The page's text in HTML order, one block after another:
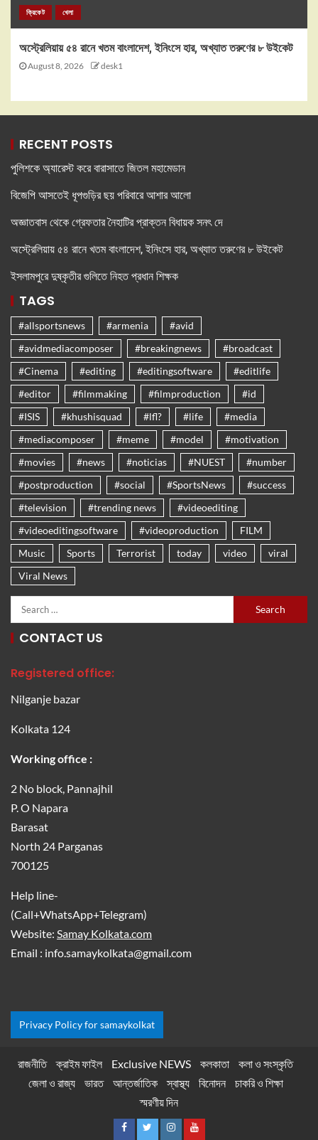
ক্রিকেট খেলা
অস্ট্রেলিয়ায় ৫৪ রানে খতম বাংলাদেশ, ইনিংসে হার, অখ্যাত তরুণের ৮ উইকেট
August 8, 2026 desk1
RECENT POSTS
পুলিশকে অ্যারেস্ট করে বারাসাতে জিতল মহামেডান
বিজেপি আসতেই ধূপগুড়ির ছয় পরিবারে আশার আলো
অজ্ঞাতবাস থেকে গ্রেফতার নৈহাটির প্রাক্তন বিধায়ক সনৎ দে
অস্ট্রেলিয়ায় ৫৪ রানে খতম বাংলাদেশ, ইনিংসে হার, অখ্যাত তরুণের ৮ উইকেট
ইসলামপুরে দুষ্কৃতীর গুলিতে নিহত প্রধান শিক্ষক
TAGS
#allsportsnews #armenia
#avid
#avidmediacomposer
#breakingnews
#broadcast
#Cinema
#editing #editingsoftware
#editlife
#editor
#filmmaking #filmproduction
#id
#ISIS
#khushisquad #lfl? #life
#media
#mediacomposer
#meme #model
#motivation
#movies
#news #noticias #NUEST
#number
#postproduction
#social #SportsNews
#success
#television
#trending news
#videoediting
#videoeditingsoftware
#videoproduction
FILM
Music
Sports Terrorist today video
viral
Viral News
CONTACT US
Registered office:
Nilganje bazar
Kolkata 124
Working office :
2 No block, Pannajhil
P. O Napara
Barasat
North 24 Parganas
700125
Help line-
(Call+WhatsApp+Telegram)
Website: Samay Kolkata.com
Email : info.samaykolkata@gmail.com
Privacy Policy for samaykolkat
রাজনীতি ক্রাইম ফাইল Exclusive NEWS কলকাতা
কলা ও সংস্কৃতি
জেলা ও রাজ্য
ভারত আন্তর্জাতিক স্বাস্থ্য বিনোদন
চাকরি ও শিক্ষা
স্মরণীয় দিন